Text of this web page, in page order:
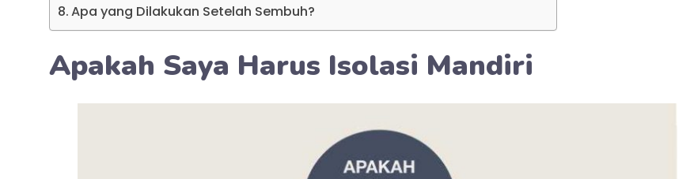
Apa yang Dilakukan Setelah Sembuh?
Apakah Saya Harus Isolasi Mandiri